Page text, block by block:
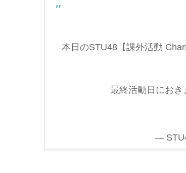
本日のSTU48【課外活動
最終活動日におき
—